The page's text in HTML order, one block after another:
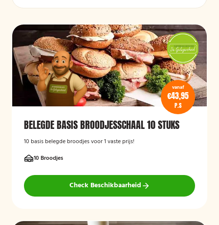
vanaf
€43,95
P.S
BELEGDE BASIS BROODJESSCHAAL 10 STUKS
10 basis belegde broodjes voor 1 vaste prijs!
10 Broodjes
Check Beschikbaarheid